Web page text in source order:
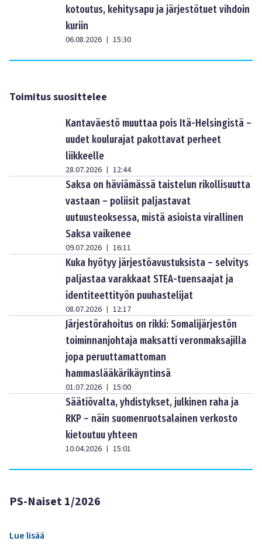
kotoutus, kehitysapu ja järjestötuet vihdoin
kuriin
06.08.2026 | 15:30
Toimitus suosittelee
Kantaväestö muuttaa pois Itä-Helsingistä –
uudet koulurajat pakottavat perheet
liikkeelle
28.07.2026 | 12:44
Saksa on häviämässä taistelun rikollisuutta
vastaan – poliisit paljastavat
uutuusteoksessa, mistä asioista virallinen
Saksa vaikenee
09.07.2026 | 16:11
Kuka hyötyy järjestöavustuksista – selvitys
paljastaa varakkaat STEA-tuensaajat ja
identiteettityön puuhastelijat
08.07.2026 | 12:17
Järjestörahoitus on rikki: Somalijärjestön
toiminnanjohtaja maksatti veronmaksajilla
jopa peruuttamattoman
hammaslääkärikäyntinsä
01.07.2026 | 15:00
Säätiövalta, yhdistykset, julkinen raha ja
RKP – näin suomenruotsalainen verkosto
kietoutuu yhteen
10.04.2026 | 15:01
PS-Naiset 1/2026
Lue lisää